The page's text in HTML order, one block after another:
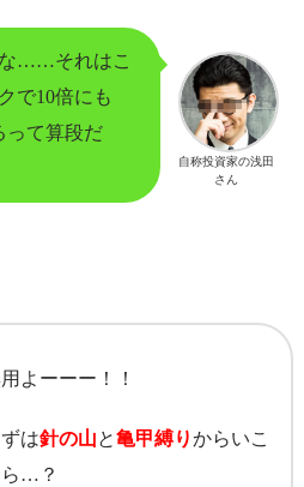
な……それはこ
で10倍にも
って算段だ
自称投資家の浅田
さん
よーーー！！
は針の山と亀甲縛りからいこ
ら…？